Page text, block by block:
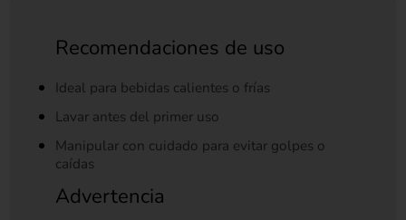
Recomendaciones de uso
Ideal para bebidas calientes o frías
Lavar antes del primer uso
Manipular con cuidado para evitar golpes o
caídas
Advertencia